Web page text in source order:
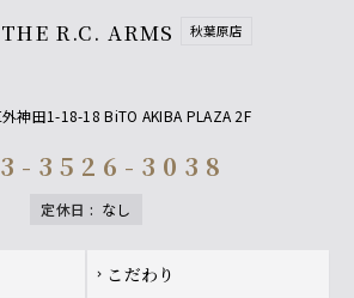
THE R.C. ARMS 秋葉原店
神田1-18-18 BiTO AKIBA PLAZA 2F
3526-3038
定休日 : なし
chevron_right こだわり